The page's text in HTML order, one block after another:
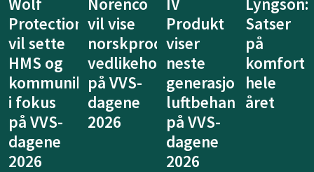
Produkt
viser
neste
generasjon
luftbehandling
på VVS-
dagene
2026
Satser
på
komfort
hele
året
lanserer
nytt
system
for
legionellasikring
på VVS-
dagene
Fibertec
vil vise
at
kan